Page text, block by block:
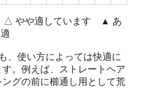
やや適しています ▲ あ
、使い方によっては快適に
。例えば、ストレートヘア
グの前に櫛通し用として荒